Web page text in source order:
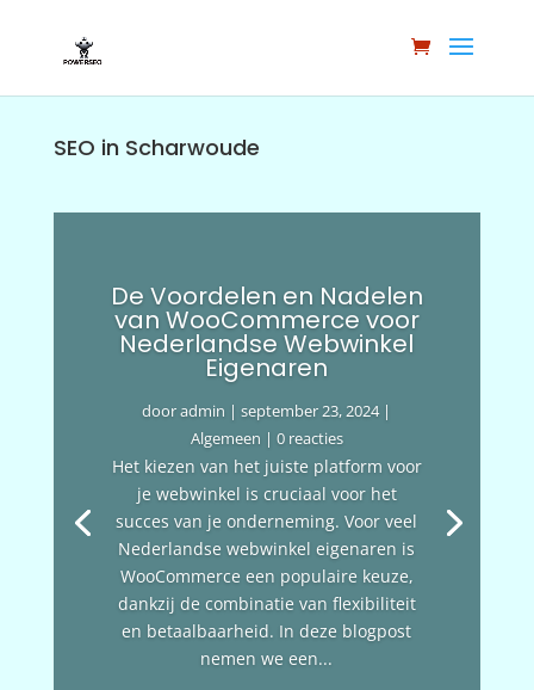
SEO in Scharwoude
De Voordelen en Nadelen
van WooCommerce voor
Nederlandse Webwinkel
Eigenaren
dooradmin |september 23, 2024|
Algemeen | 0 reacties
Het kiezen van het juiste platform voor
je webwinkel is cruciaal voor het
succes van je onderneming. Voor veel
Nederlandse webwinkel eigenaren is
WooCommerce een populaire keuze,
dankzij de combinatie van flexibiliteit
en betaalbaarheid. In deze blogpost
nemen we een...